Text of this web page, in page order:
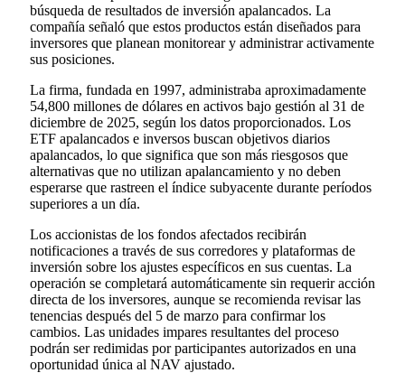
búsqueda de resultados de inversión apalancados. La
compañía señaló que estos productos están diseñados para
inversores que planean monitorear y administrar activamente
sus posiciones.
La firma, fundada en 1997, administraba aproximadamente
54,800 millones de dólares en activos bajo gestión al 31 de
diciembre de 2025, según los datos proporcionados. Los
ETF apalancados e inversos buscan objetivos diarios
apalancados, lo que significa que son más riesgosos que
alternativas que no utilizan apalancamiento y no deben
esperarse que rastreen el índice subyacente durante períodos
superiores a un día.
Los accionistas de los fondos afectados recibirán
notificaciones a través de sus corredores y plataformas de
inversión sobre los ajustes específicos en sus cuentas. La
operación se completará automáticamente sin requerir acción
directa de los inversores, aunque se recomienda revisar las
tenencias después del 5 de marzo para confirmar los
cambios. Las unidades impares resultantes del proceso
podrán ser redimidas por participantes autorizados en una
oportunidad única al NAV ajustado.